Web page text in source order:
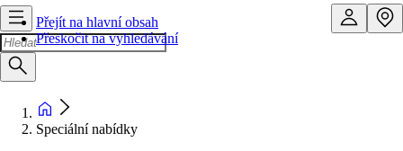
Přejít na hlavní obsah
Přeskočit na vyhledávání
Speciální nabídky